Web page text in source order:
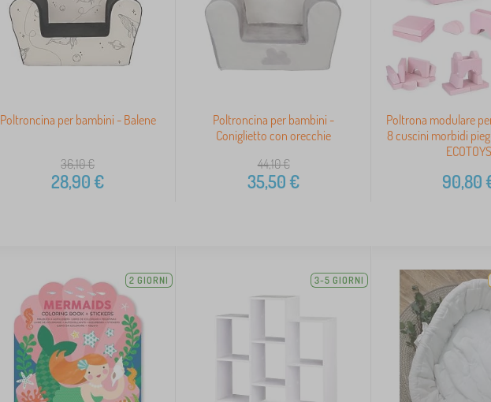
Poltroncina per bambini - Balene
36,10€
28,90€
Poltroncina per bambini -
Coniglietto con orecchie
44,10€
35,50€
Poltrona modulare
8 cuscini morbidi
ECOTOYS
90,80
2 GIORNI 3-5 GIORNI